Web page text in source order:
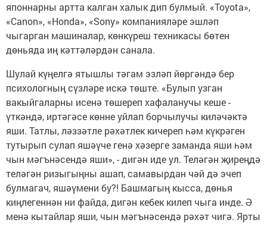
японнарны артта калган халык дип булмый. «Toyota»,
«Canon», «Honda», «Sony» компанияләре эшләп
чыгарган машиналар, көнкүреш техникасы бөтен
дөньяда иң кәттәләрдән санала.
Шулай күңелгә ятышлы тәгам эзләп йөргәндә бер
психологның сүзләре искә төште. «Булып узган
вакыйгаларны исенә төшереп хафаланучы кеше -
үткәндә, иртәгәсе көнне уйлап борчылучы киләчәктә
яши. Татлы, ләззәтле рәхәтлек кичереп һәм күкрәген
тутырып сулап яшәүче генә хәзерге заманда яши һәм
чын мәгънәсендә яши», - дигән иде ул. Теләгән җиреңдә
теләгән ризыгыңны ашап, самавырдан чәй дә эчеп
булмагач, яшәүмени бу?! Башмагың кысса, дөнья
киңлегеннән ни файда, дигән кебек килеп чыга инде. Ә
менә кытайлар яши, чын мәгънәсендә рәхәт чигә. Ярты